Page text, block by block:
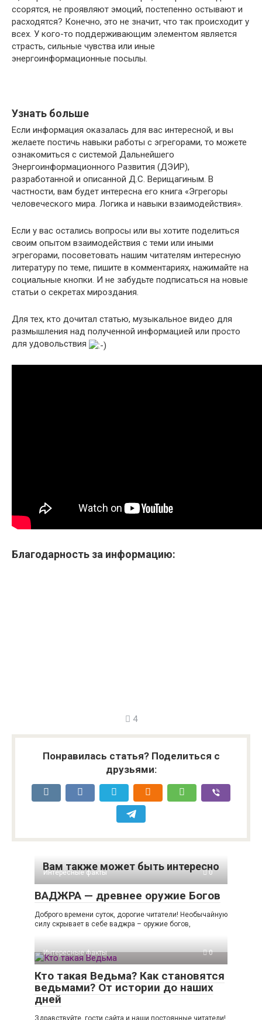
ссорятся, не проявляют эмоций, постепенно остывают и
расходятся? Конечно, это не значит, что так происходит у
всех. У кого-то поддерживающим элементом является
страсть, сильные чувства или иные
энергоинформационные посылы.
Узнать больше
Если информация оказалась для вас интересной, и вы
желаете постичь навыки работы с эгрегорами, то можете
ознакомиться с системой Дальнейшего
Энергоинформационного Развития (ДЭИР),
разработанной и описанной Д.С. Верищагиным. В
частности, вам будет интересна его книга «Эгрегоры
человеческого мира. Логика и навыки взаимодействия».
Если у вас остались вопросы или вы хотите поделиться
своим опытом взаимодействия с теми или иными
эгрегорами, посоветовать нашим читателям интересную
литературу по теме, пишите в комментариях, нажимайте на
социальные кнопки. И не забудьте подписаться на новые
статьи о секретах мироздания.
Для тех, кто дочитал статью, музыкальное видео для
размышления над полученной информацией или просто
для удовольствия
Благодарность за информацию:
4
Понравилась статья? Поделиться с
друзьями:
Вам также может быть интересно
Интересные факты 0
ВАДЖРА — древнее оружие Богов
Доброго времени суток, дорогие читатели! Необычайную
силу скрывает в себе ваджра – оружие богов,
Интересные факты 0
Кто такая Ведьма? Как становятся
ведьмами? От истории до наших
дней
Здравствуйте, гости сайта и наши постоянные читатели!